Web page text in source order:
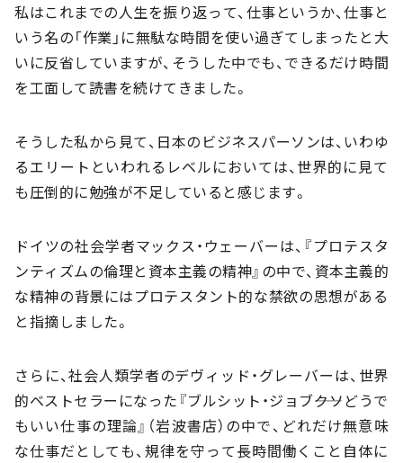
私はこれまでの人生を振り返って、仕事というか、仕事と
いう名の「作業」に無駄な時間を使い過ぎてしまったと大
いに反省していますが、そうした中でも、できるだけ時間
を工面して読書を続けてきました。
そうした私から見て、日本のビジネスパーソンは、いわゆ
るエリートといわれるレベルにおいては、世界的に見て
も圧倒的に勉強が不足していると感じます。
ドイツの社会学者マックス・ウェーバーは、『プロテスタ
ンティズムの倫理と資本主義の精神』の中で、資本主義的
な精神の背景にはプロテスタント的な禁欲の思想がある
と指摘しました。
さらに、社会人類学者のデヴィッド・グレーバーは、世界
的ベストセラーになった『ブルシット・ジョブ――クソどうで
もいい仕事の理論』（岩波書店）の中で、どれだけ無意味
な仕事だとしても、規律を守って長時間働くこと自体に